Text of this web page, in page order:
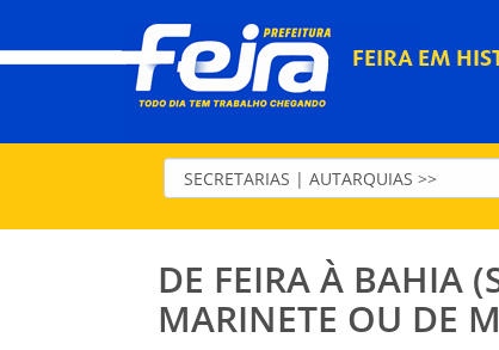
FEIRA EM
DE FEIRA À BAHIA
MARINETE OU DE